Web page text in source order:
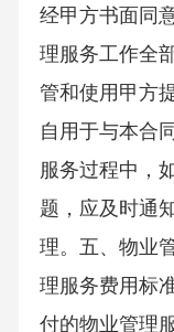
经甲方书面同
理服务工作全
管和使用甲方
自用于与本合
服务过程中，
题，应及时通
理。五、物业
理服务费用标
付的物业管理